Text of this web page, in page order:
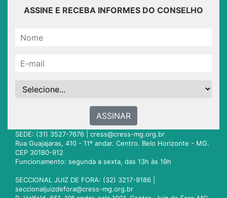
ASSINE E RECEBA INFORMES DO CONSELHO
ASSINAR
SEDE: (31) 3527-7676 | cress@cress-mg.org.br
Rua Guajajaras, 410 - 11º andar. Centro. Belo Horizonte - MG.
CEP 30180-912
Funcionamento: segunda a sexta, das 13h às 19h
SECCIONAL JUIZ DE FORA: (32) 3217-9186 |
seccionaljuizdefora@cress-mg.org.br